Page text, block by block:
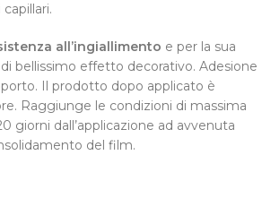
all’ingiallimento e per la sua
bellissimo effetto decorativo. Adesione
Il prodotto dopo applicato è
Raggiunge le condizioni di massima
giorni dall’applicazione ad avvenuta
del film.